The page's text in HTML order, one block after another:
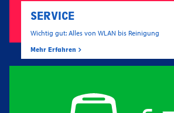
SERVICE
Wichtig gut: Alles von WLAN bis Reinigung
Mehr Erfahren